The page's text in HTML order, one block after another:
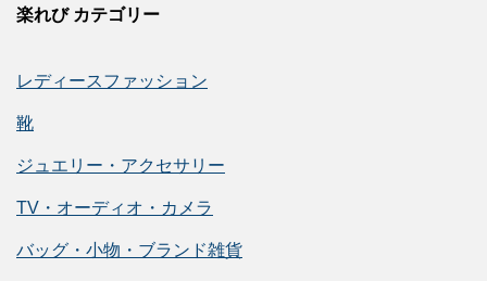
楽れび カテゴリー
レディースファッション
靴
ジュエリー・アクセサリー
TV・オーディオ・カメラ
バッグ・小物・ブランド雑貨